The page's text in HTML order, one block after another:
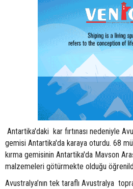
Antartika'daki kar fırtınası nedeniyle
gemisi Antartika'da karaya oturdu. 68
kırma gemisinin Antartika'da Mavson
malzemeleri götürmekte olduğu
Avustralya’nın tek taraflı Avustralya